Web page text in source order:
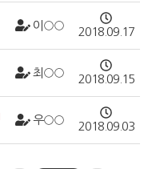
이○○
2018.09.17
최○○
2018.09.15
우○○
2018.09.03